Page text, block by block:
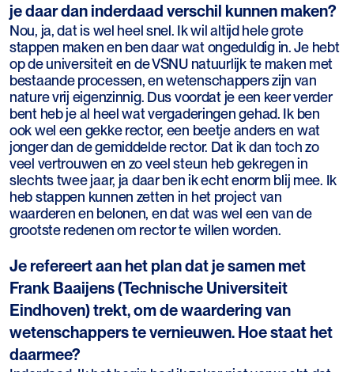
je daar dan inderdaad verschil kunnen maken?
Nou, ja, dat is wel heel snel. Ik wil altijd hele grote
stappen maken en ben daar wat ongeduldig in. Je hebt
op de universiteit en de VSNU natuurlijk te maken met
bestaande processen, en wetenschappers zijn van
nature vrij eigenzinnig. Dus voordat je een keer verder
bent heb je al heel wat vergaderingen gehad. Ik ben
ook wel een gekke rector, een beetje anders en wat
jonger dan de gemiddelde rector. Dat ik dan toch zo
veel vertrouwen en zo veel steun heb gekregen in
slechts twee jaar, ja daar ben ik echt enorm blij mee. Ik
heb stappen kunnen zetten in het project van
waarderen en belonen, en dat was wel een van de
grootste redenen om rector te willen worden.
Je refereert aan het plan dat je samen met
Frank Baaijens (Technische Universiteit
Eindhoven) trekt, om de waardering van
wetenschappers te vernieuwen. Hoe staat het
daarmee?